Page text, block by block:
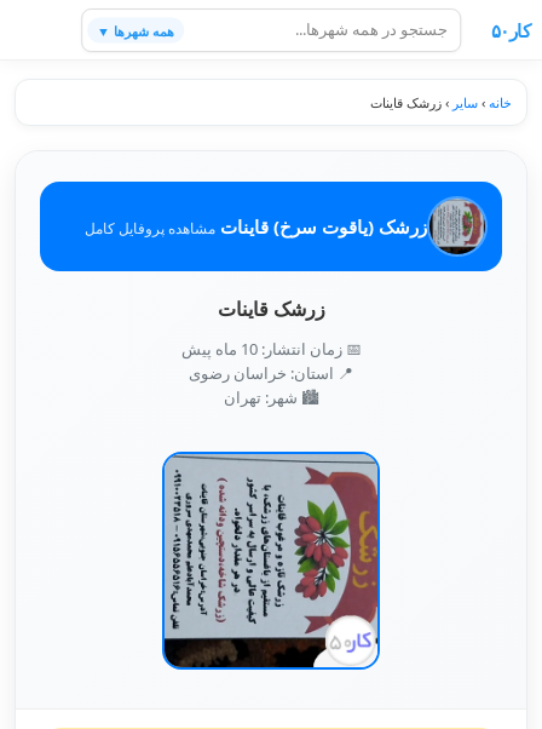
کار۵۰ همه شهرها ▼
خانه › سایر › زرشک قاینات
زرشک (یاقوت سرخ) قاینات مشاهده پروفایل کامل
زرشک قاینات
📅 زمان انتشار: 10 ماه پیش
📍 استان: خراسان رضوی
🏙️ شهر: تهران